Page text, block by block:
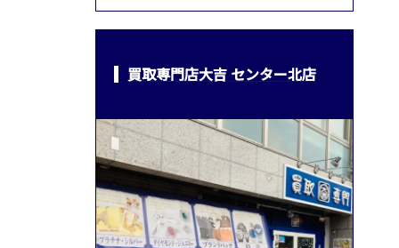
買取専門店大吉 センター北店